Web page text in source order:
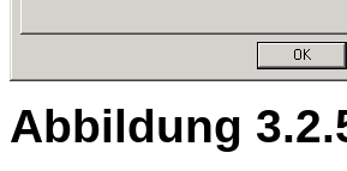
Abbildung